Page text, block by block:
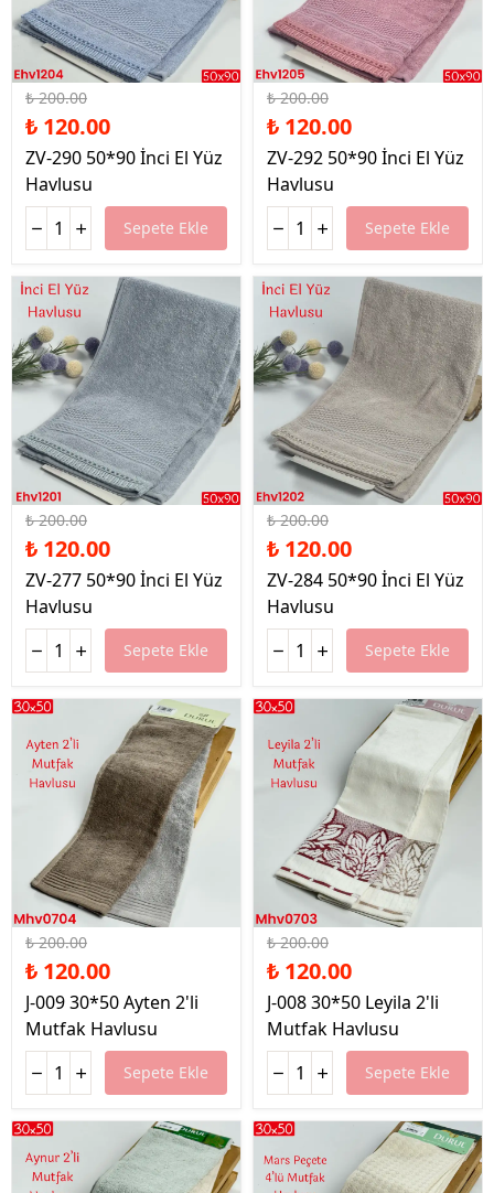
%40 İndirim
₺ 200.00
₺ 120.00
ZV-290 50*90 İnci El Yüz
Havlusu
Sepete Ekle
%40 İndirim
₺ 200.00
₺ 120.00
ZV-292 50*90 İnci El Yüz
Havlusu
Sepete Ekle
%40 İndirim
₺ 200.00
₺ 120.00
ZV-277 50*90 İnci El Yüz
Havlusu
Sepete Ekle
%40 İndirim
₺ 200.00
₺ 120.00
ZV-284 50*90 İnci El Yüz
Havlusu
Sepete Ekle
%40 İndirim
₺ 200.00
₺ 120.00
J-009 30*50 Ayten 2'li
Mutfak Havlusu
Sepete Ekle
%40 İndirim
₺ 200.00
₺ 120.00
J-008 30*50 Leyila 2'li
Mutfak Havlusu
Sepete Ekle